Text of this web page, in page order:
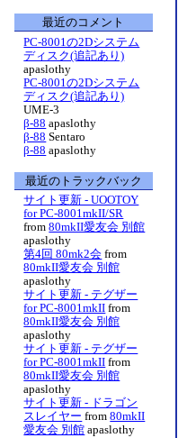
最近のコメント
PC-8001の2Dシステム
ディスク(追記あり)
apaslothy
PC-8001の2Dシステム
ディスク(追記あり)
UME-3
β-88 apaslothy
β-88 Sentaro
β-88 apaslothy
最近のトラックバック
サイト更新 - UOOTOY
for PC-8001mkII/SR
from 80mkII愛友会 別館
apaslothy
第4回 80mk2会 from
80mkII愛友会 別館
apaslothy
サイト更新 - テグザー
for PC-8001mkII from
80mkII愛友会 別館
apaslothy
サイト更新 - テグザー
for PC-8001mkII from
80mkII愛友会 別館
apaslothy
サイト更新 - ドラゴン
スレイヤー from 80mkII
愛友会 別館 apaslothy